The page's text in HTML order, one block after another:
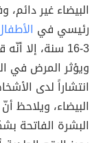
البيضاء غير
رئيسي في
3-16 سنة، إلا
ويؤثر المرض في
انتشاراً لدى
البيضاء،
البشرة الفاتحة